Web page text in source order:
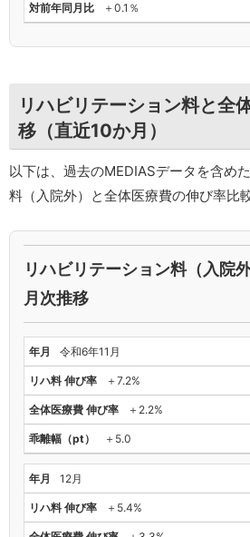
＋0.1％
リハビリテーション料と全
移（直近10か月）
以下は、過去のMEDIASデータを含め
料（入院外）と全体医療費の伸び率比較
リハビリテーション料（入院
月次推移
令和6年11月
＋7.2%
＋2.2%
＋5.0
12月
＋5.4%